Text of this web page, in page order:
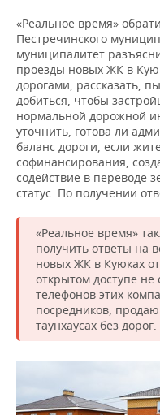
«Реальное время»
Пестречинского
муниципалитет
проезды новых ЖК в
дорогами, рассказать,
добиться, чтобы
нормальной дорожной
уточнить, готова ли
баланс дороги, если
софинансирования,
содействие в переводе
статус. По получении
«Реальное время»
получить ответы на
новых ЖК в Куюках
открытом доступе не
телефонов этих
посредников,
таунхаусах без дорог.